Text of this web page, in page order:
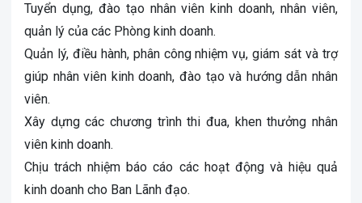
Tuyển dụng, đào tạo nhân viên kinh doanh, nhân viên,
quản lý của các Phòng kinh doanh.
Quản lý, điều hành, phân công nhiệm vụ, giám sát và trợ
giúp nhân viên kinh doanh, đào tạo và hướng dẫn nhân
viên.
Xây dựng các chương trình thi đua, khen thưởng nhân
viên kinh doanh.
Chịu trách nhiệm báo cáo các hoạt động và hiệu quả
kinh doanh cho Ban Lãnh đạo.